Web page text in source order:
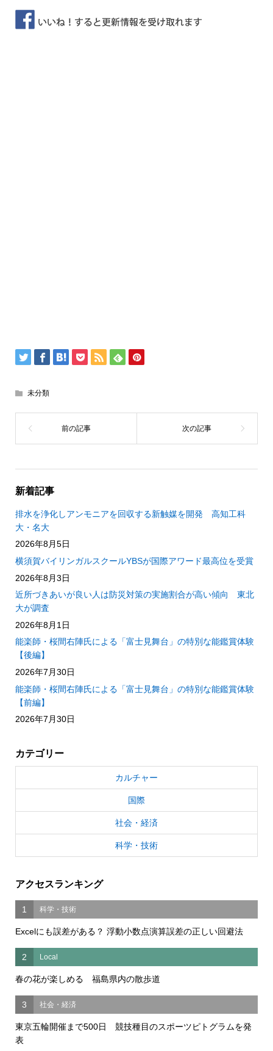
未分類
新着記事
排水を浄化しアンモニアを回収する新触媒を開発 高知工科
大・名大
2026年8月5日
横須賀バイリンガルスクールYBSが国際アワード最高位を受賞
2026年8月3日
近所づきあいが良い人は防災対策の実施割合が高い傾向 東北
大が調査
2026年8月1日
能楽師・桜間右陣氏による「富士見舞台」の特別な能鑑賞体験
【後編】
2026年7月30日
能楽師・桜間右陣氏による「富士見舞台」の特別な能鑑賞体験
【前編】
2026年7月30日
カテゴリー
カルチャー
国際
社会・経済
科学・技術
アクセスランキング
1 科学・技術
Excelにも誤差がある？ 浮動小数点演算誤差の正しい回避法
2 Local
春の花が楽しめる 福島県内の散歩道
3 社会・経済
東京五輪開催まで500日 競技種目のスポーツピトグラムを発
表